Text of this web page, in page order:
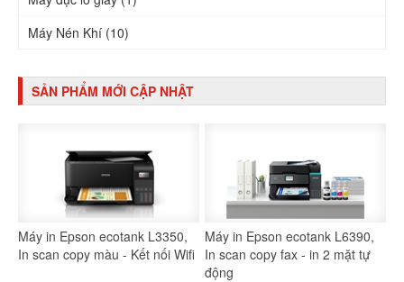
Máy Nén Khí (10)
SẢN PHẨM MỚI CẬP NHẬT
Máy in Epson ecotank L3350,
In scan copy màu - Kết nối Wifi
Máy in Epson ecotank L6390,
In scan copy fax - in 2 mặt tự
động